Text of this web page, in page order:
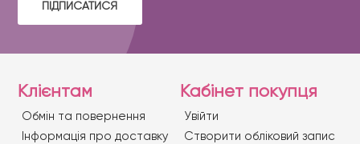
ПІДПИСАТИСЯ
Клієнтам
Обмін та повернення
Iнформація про доставку
Кабінет покупця
Увійти
Створити обліковий запис